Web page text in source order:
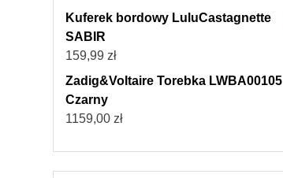
Kuferek bordowy LuluCastagnette
SABIR
159,99 zł
Zadig&Voltaire Torebka LWBA00105
Czarny
1159,00 zł